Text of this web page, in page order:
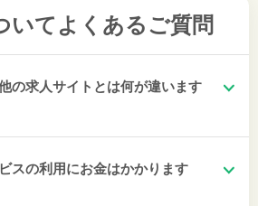
いて よくあるご質問
の求人サイトとは何が違います
スの利用にお金はかかります